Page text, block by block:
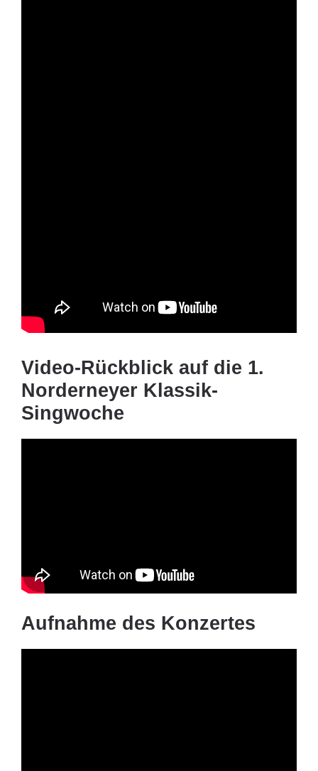
Video-Rückblick auf die 1.
Norderneyer Klassik-
Singwoche
Aufnahme des Konzertes